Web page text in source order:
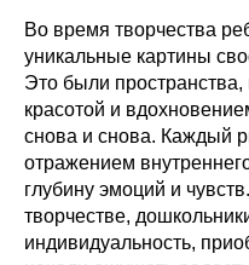
Во время творчества
уникальные картины
Это были
красотой и
снова и снова. Каждый
отражением
глубину эмоций и
творчестве,
индивидуальность,